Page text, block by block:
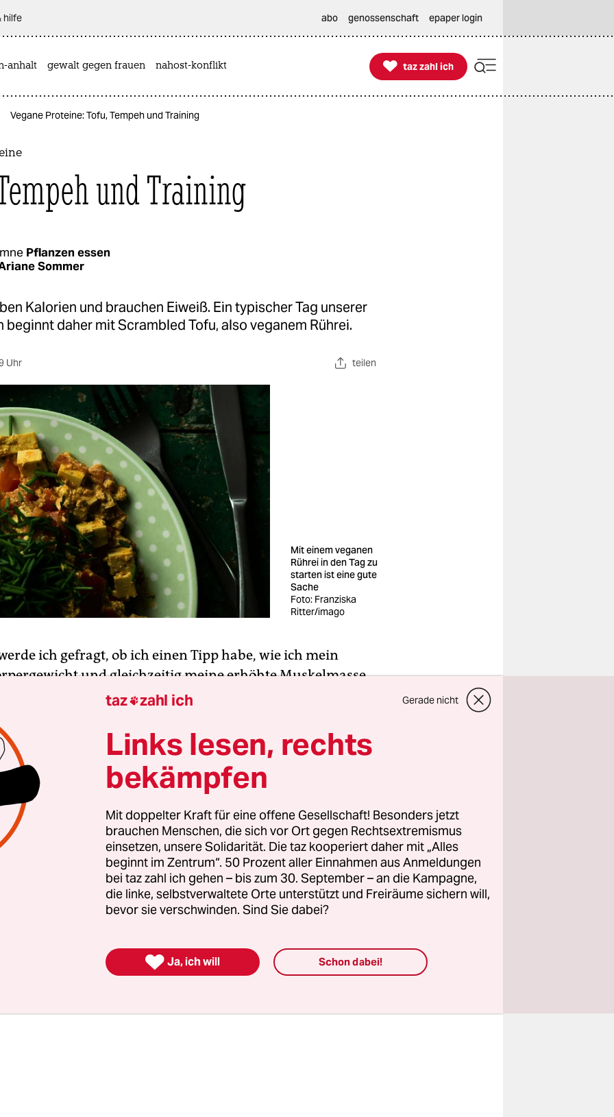
hilfe abo genossenschaft epaper login
anhalt gewalt gegen frauen nahost-konflikt 
taz zahl ich
taz zahl ich
Vegane Proteine: Tofu, Tempeh und Training
und Training
Pflanzen essen
Sommer
Kalorien und brauchen Eiweiß. Ein typischer Tag unserer
beginnt daher mit ­Scrambled Tofu, also veganem Rührei.
Uhr teilen
Mit einem veganen
Rührei in den Tag zu
starten ist eine gute
Sache
Foto: Franziska
Ritter/imago
ich gefragt, ob ich einen Tipp habe, wie ich mein
und gleichzeitig meine erhöhte Muskelmasse
Habe ich! Indem ich – neben Krafttraining – viel und
sowie durch eine gezielte Einnahme von Eiweiß.
besonders Frauen oft schwer mit dem Gedanken, dass
beim Schlankbleiben helfen soll. Kein Wunder, wird doch
und im Internet propagiert: Iss weniger, Kalorien
Doch Muskeln lieben Kalorien. Und Muskeln kurbeln
an, der wiederum die Fettverbrennung unterstützt.
auf Muskelaufbau setzt, verbrennt selbst im Ruhezustand
taz zahl ich Gerade nicht
Links lesen, rechts
bekämpfen
Mit doppelter Kraft für eine offene Gesellschaft! Besonders jetzt
brauchen Menschen, die sich vor Ort gegen Rechtsextremismus
einsetzen, unsere Solidarität. Die taz kooperiert daher mit „Alles
beginnt im Zentrum“. 50 Prozent aller Einnahmen aus Anmeldungen
bei taz zahl ich gehen – bis zum 30. September – an die Kampagne,
die linke, selbstverwaltete Orte unterstützt und Freiräume sichern will,
bevor sie verschwinden. Sind Sie dabei?
 Ja, ich will Schon dabei!